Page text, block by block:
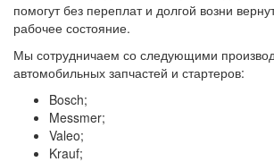
помогут без переплат и долгой возни
рабочее состояние.
Мы сотрудничаем со следующими
автомобильных запчастей и стартеров:
Bosch;
Messmer;
Valeo;
Krauf;